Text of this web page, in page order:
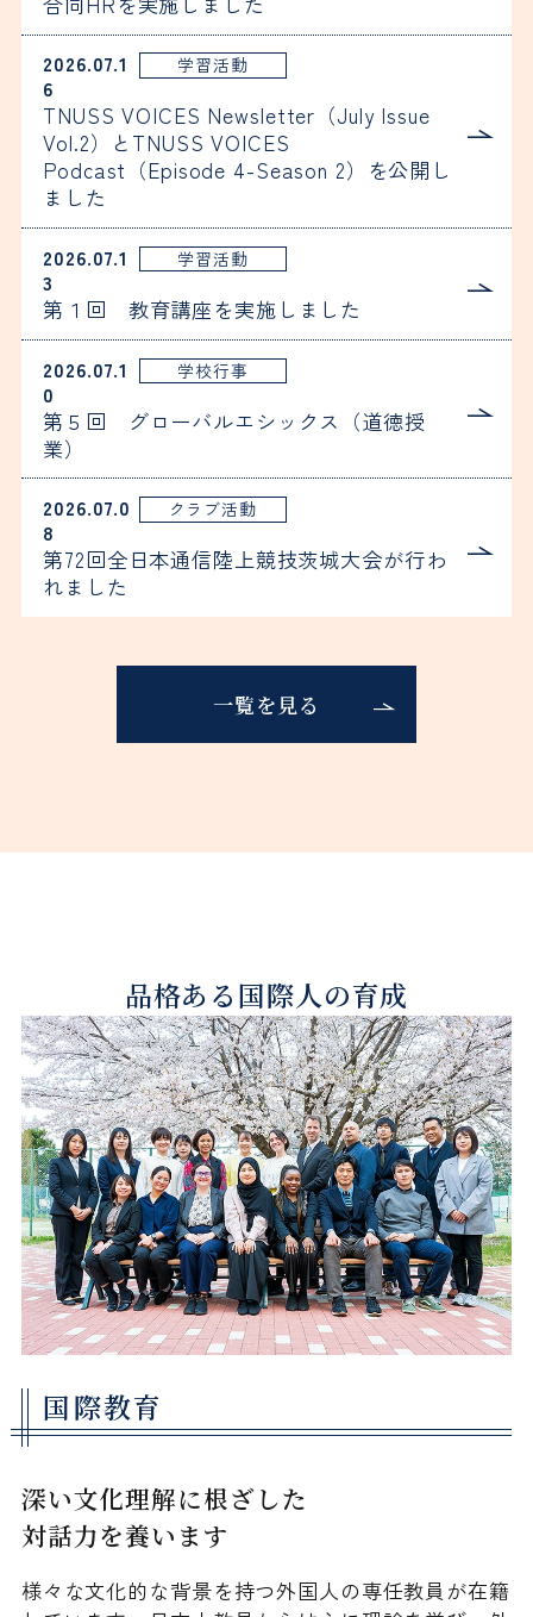
2026.07.1
6
学習活動
TNUSS VOICES Newsletter（July Issue
Vol.2）とTNUSS VOICES
Podcast（Episode 4-Season 2）を公開し
ました
2026.07.1
3
学習活動
第１回 教育講座を実施しました
2026.07.1
0
学校行事
第５回 グローバルエシックス（道徳授
業）
2026.07.0
8
クラブ活動
第72回全日本通信陸上競技茨城大会が行わ
れました
一覧を見る
品格ある国際人の育成
国際教育
深い文化理解に根ざした
対話力を養います
様々な文化的な背景を持つ外国人の専任教員が在籍